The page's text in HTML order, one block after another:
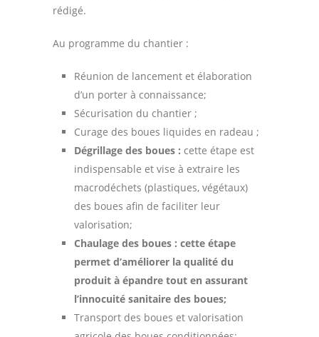
rédigé.
Au programme du chantier :
Réunion de lancement et élaboration
d’un porter à connaissance;
Sécurisation du chantier ;
Curage des boues liquides en radeau ;
Dégrillage des boues : cette étape est
indispensable et vise à extraire les
macrodéchets (plastiques, végétaux)
des boues afin de faciliter leur
valorisation;
Chaulage des boues : cette étape
permet d’améliorer la qualité du
produit à épandre tout en assurant
l’innocuité sanitaire des boues;
Transport des boues et valorisation